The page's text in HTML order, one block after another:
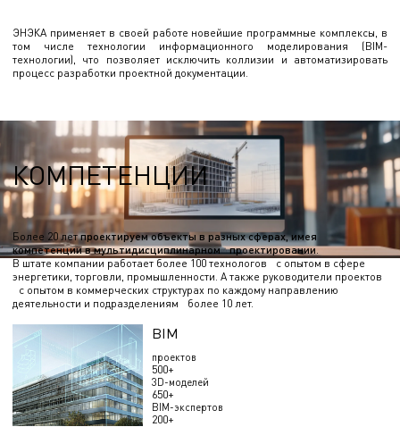
ЭНЭКА применяет в своей работе новейшие программные комплексы, в
том числе технологии информационного моделирования (BIM-
технологии), что позволяет исключить коллизии и автоматизировать
процесс разработки проектной документации.
КОМПЕТЕНЦИИ
Более 20 летпроектируем объекты в разных сферах, имея
компетенции в мультидисциплинарном проектировании.
В штате компании работает более 100 технологов с опытом в сфере
энергетики, торговли, промышленности. А также руководители проектов
с опытом в коммерческих структурах по каждому направлению
деятельности и подразделениям более 10 лет.
BIM
проектов
500+
3D-моделей
650+
BIM-экспертов
200+